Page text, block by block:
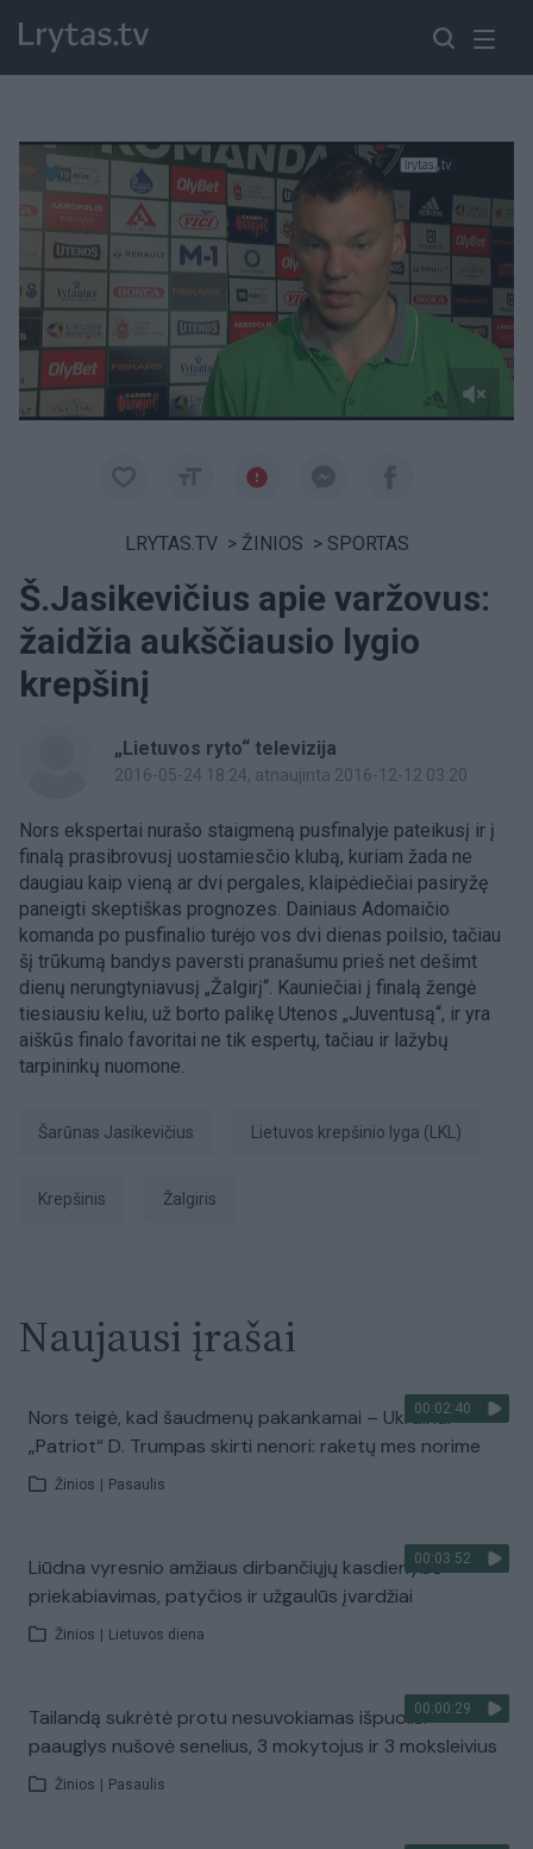
Paremkite Ukrainą
LRYTAS.TV > ŽINIOS > SPORTAS
Š.Jasikevičius apie varžovus:
žaidžia aukščiausio lygio
krepšinį
„Lietuvos ryto“ televizija
2016-05-24 18:24, atnaujinta 2016-12-12 03:20
Nors ekspertai nurašo staigmeną pusfinalyje pateikusį ir į
finalą prasibrovusį uostamiesčio klubą, kuriam žada ne
daugiau kaip vieną ar dvi pergales, klaipėdiečiai pasiryžę
paneigti skeptiškas prognozes. Dainiaus Adomaičio
komanda po pusfinalio turėjo vos dvi dienas poilsio, tačiau
šį trūkumą bandys paversti pranašumu prieš net dešimt
dienų nerungtyniavusį „Žalgirį“. Kauniečiai į finalą žengė
tiesiausiu keliu, už borto palikę Utenos „Juventusą“, ir yra
aiškūs finalo favoritai ne tik espertų, tačiau ir lažybų
tarpininkų nuomone.
Šarūnas Jasikevičius Lietuvos krepšinio lyga (LKL)
Krepšinis Žalgiris
Naujausi įrašai
00:02:40
Nors teigė, kad šaudmenų pakankamai – Ukrainai
„Patriot“ D. Trumpas skirti nenori: raketų mes norime
Žinios Pasaulis
00:03:52
Liūdna vyresnio amžiaus dirbančiųjų kasdienybė –
priekabiavimas, patyčios ir užgaulūs įvardžiai
Žinios Lietuvos diena
00:00:29
Tailandą sukrėtė protu nesuvokiamas išpuolis:
paauglys nušovė senelius, 3 mokytojus ir 3 moksleivius
Žinios Pasaulis